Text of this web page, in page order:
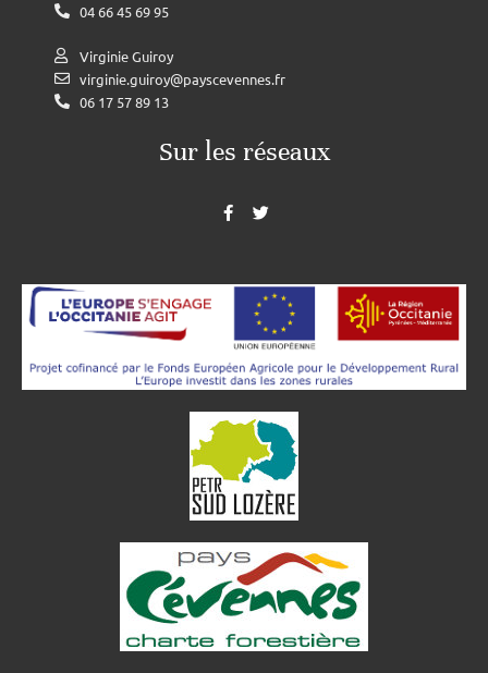
04 66 45 69 95
Virginie Guiroy
virginie.guiroy@payscevennes.fr
06 17 57 89 13
Sur les réseaux